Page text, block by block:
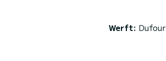
Werft: Dufour